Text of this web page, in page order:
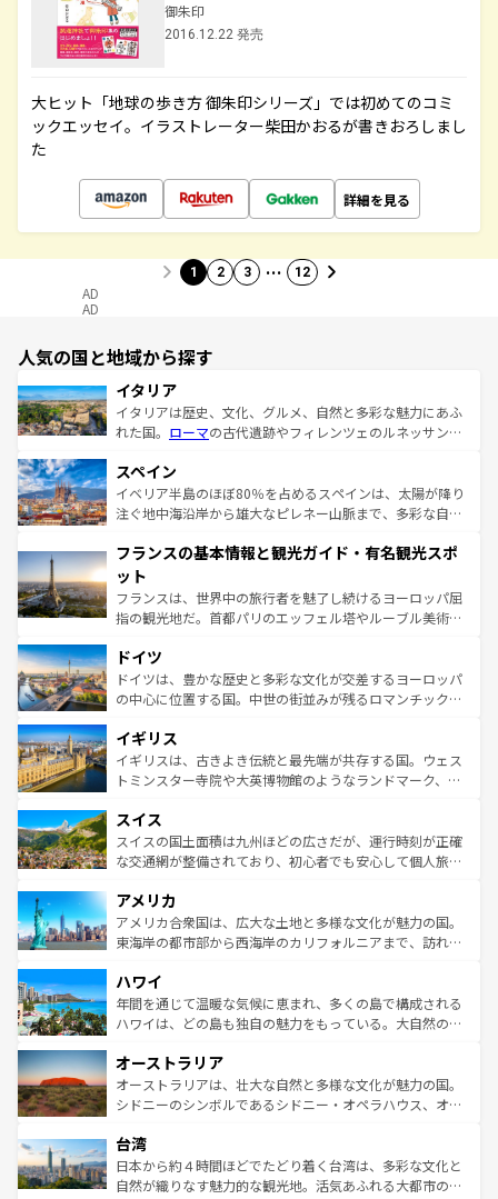
御朱印
2016.12.22 発売
大ヒット「地球の歩き方 御朱印シリーズ」では初めてのコミ
ックエッセイ。イラストレーター柴田かおるが書きおろしまし
た
詳細を見る
1 2 3 … 12
AD
AD
人気の国と地域から探す
イタリア
イタリアは歴史、文化、グルメ、自然と多彩な魅力にあふ
れた国。 ローマの古代遺跡やフィレンツェのルネッサンス
ろん、トスカーナの美しい田園風景やアマルフィ海岸の絶
景など、自然景観も見逃せない。観光の合間には、本場の
ピザやパスタなど、絶品のイタリア料理を堪能することも
ませてくれるイタリアで、忘れられない旅をしてみよう！
なお、新着のイタリア情報は
しい。
スペイン
イベリア半島のほぼ80％を占めるスペインは、太陽が降り
注ぐ地中海沿岸から雄大なピレネー山脈まで、多彩な自然
文化が根付くこの国では、情熱的なフラメンコ、熱気あふ
れる闘牛、そして美味しいタパスが生活の一部となってい
る。首都マドリードの洗練された雰囲気や、バルセロナの
アートに溢れた街角から、地方では古代ローマ遺跡や中世
せる。地方によって風土や気候が異なるスペインはその個
性で訪れる人を魅了する。 なお、新着のスペイン情報は コ
ンテンツ一覧を参照してほしい。
フランスの基本情報と観光ガイド・有名観光スポ
ット
フランスは、世界中の旅行者を魅了し続けるヨーロッパ屈
指の観光地だ。首都パリのエッフェル塔やルーブル美術館
で、幅広い魅力が詰まっている。華麗な宮殿、歴史的な大
聖堂、美しいビーチ、そして豊かな自然が、訪れる者を心
から魅了する。また、フランスは美食の国としても知ら
いる。シャンパンの発祥地であるランス、プロヴァンスの
香り高いラベンダー畑など、多彩な楽しみ方が可能だ。さ
らに、パリ以外の地域にも魅力が溢れており、どの街角に
れる地方に足を運ぶとそれぞれで全く異なる文化を体験で
きるだろう。 なお、新着のフランス情報はコンテンツ一覧
を参照してほしい。
ドイツ
ドイツは、豊かな歴史と多彩な文化が交差するヨーロッパ
の中心に位置する国。中世の街並みが残るロマンチック街
顔を持つこの国は、どこを歩いても飽きることがない。ベ
ルリンの文化的活気、バイエルン州のアルプスの絶景、そ
してライン川沿いのワイン畑といった風景は必見。ビール
は、お酒好きな人にはぜひ体験してほしい。 なお、新着の
ドイツ情報はコンテンツ一覧を参照してほしい。
イギリス
イギリスは、古きよき伝統と最先端が共存する国。ウェス
トミンスター寺院や大英博物館のようなランドマーク、歴
リアごとに異なる魅力がある。また、優雅なアフタヌーン
ティー、ビール好きにはたまらない英国パブ、サッカー観
戦など、本場だからこそできる体験も豊富。イギリスを旅
ンツ一覧を参照してほしい。
スイス
スイスの国土面積は九州ほどの広さだが、運行時刻が正確
な交通網が整備されており、初心者でも安心して個人旅行
の建物がそのまま残る町や、スイスならではのユニークな
博物館もあり、アルプス観光だけでなく町歩きも満喫する
ことができる。国民の所得が高いため物価も高いが、旅行
ば市内交通費無料で観光を楽しむこともできる。 なお、新
着のスイス情報はコンテンツ一覧 を参照してほしい。
アメリカ
アメリカ合衆国は、広大な土地と多様な文化が魅力の国。
東海岸の都市部から西海岸のカリフォルニアまで、訪れる
のような巨大都市は、観光、ショッピング、エンターテイ
ンメントが詰まった刺激的なスポットだ。一方、アメリカ
西部には大自然が広がり、グランドキャニオンやイエロー
部のニューオーリンズでは、音楽と美食が融合した独特の
文化が魅力。旅行者はアメリカの各地域で異なる魅力を楽
しみながら、その多様性と豊かな歴史を感じることができ
ならではの贅沢な旅のスタイルだ。 なお、新着のアメリカ
情報はコンテンツ一覧を参照してほしい。
ハワイ
年間を通じて温暖な気候に恵まれ、多くの島で構成される
ハワイは、どの島も独自の魅力をもっている。大自然の神
ワイ島は見逃せない。また、定番の観光地といえばオアフ
島だが、静かな自然を求めるならマウイ島やカウアイ島が
おすすめ。エメラルドグリーンに輝く海をはじめ、豊かな
れるおもてなしの心で訪れる人々を迎えてくれるハワイの
人々、おいしいローカルフードやハワイアンミュージッ
ク、伝統的なフラダンスなど、すべてがハワイの魅力を彩
オーストラリア
オーストラリアは、壮大な自然と多様な文化が魅力の国。
シドニーのシンボルであるシドニー・オペラハウス、オー
リアリーフや大陸中央部にそびえるウルル（エアーズロッ
ク）、タスマニアの美しい原生林やケアンズの熱帯雨林な
ど、見どころがたくさん。また、カフェやワイン、オージ
台湾
日本から約４時間ほどでたどり着く台湾は、多彩な文化と
自然が織りなす魅力的な観光地。活気あふれる大都市の台